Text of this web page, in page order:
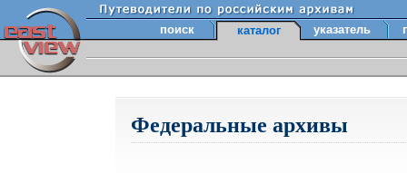
поиск каталог указатель
Федеральные архивы